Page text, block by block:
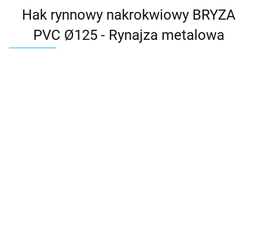
Hak rynnowy nakrokwiowy BRYZA
PVC Ø125 - Rynajza metalowa